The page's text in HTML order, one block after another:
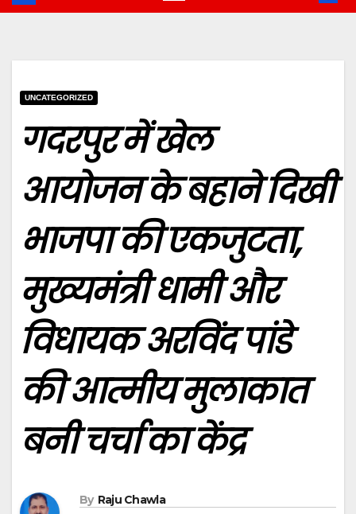
UNCATEGORIZED
गदरपुर में खेल
आयोजन के बहाने दिखी
भाजपा की एकजुटता,
मुख्यमंत्री धामी और
विधायक अरविंद पांडे
की आत्मीय मुलाकात
बनी चर्चा का केंद्र
By Raju Chawla